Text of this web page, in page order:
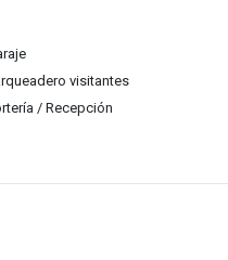
visitantes
/ Recepción